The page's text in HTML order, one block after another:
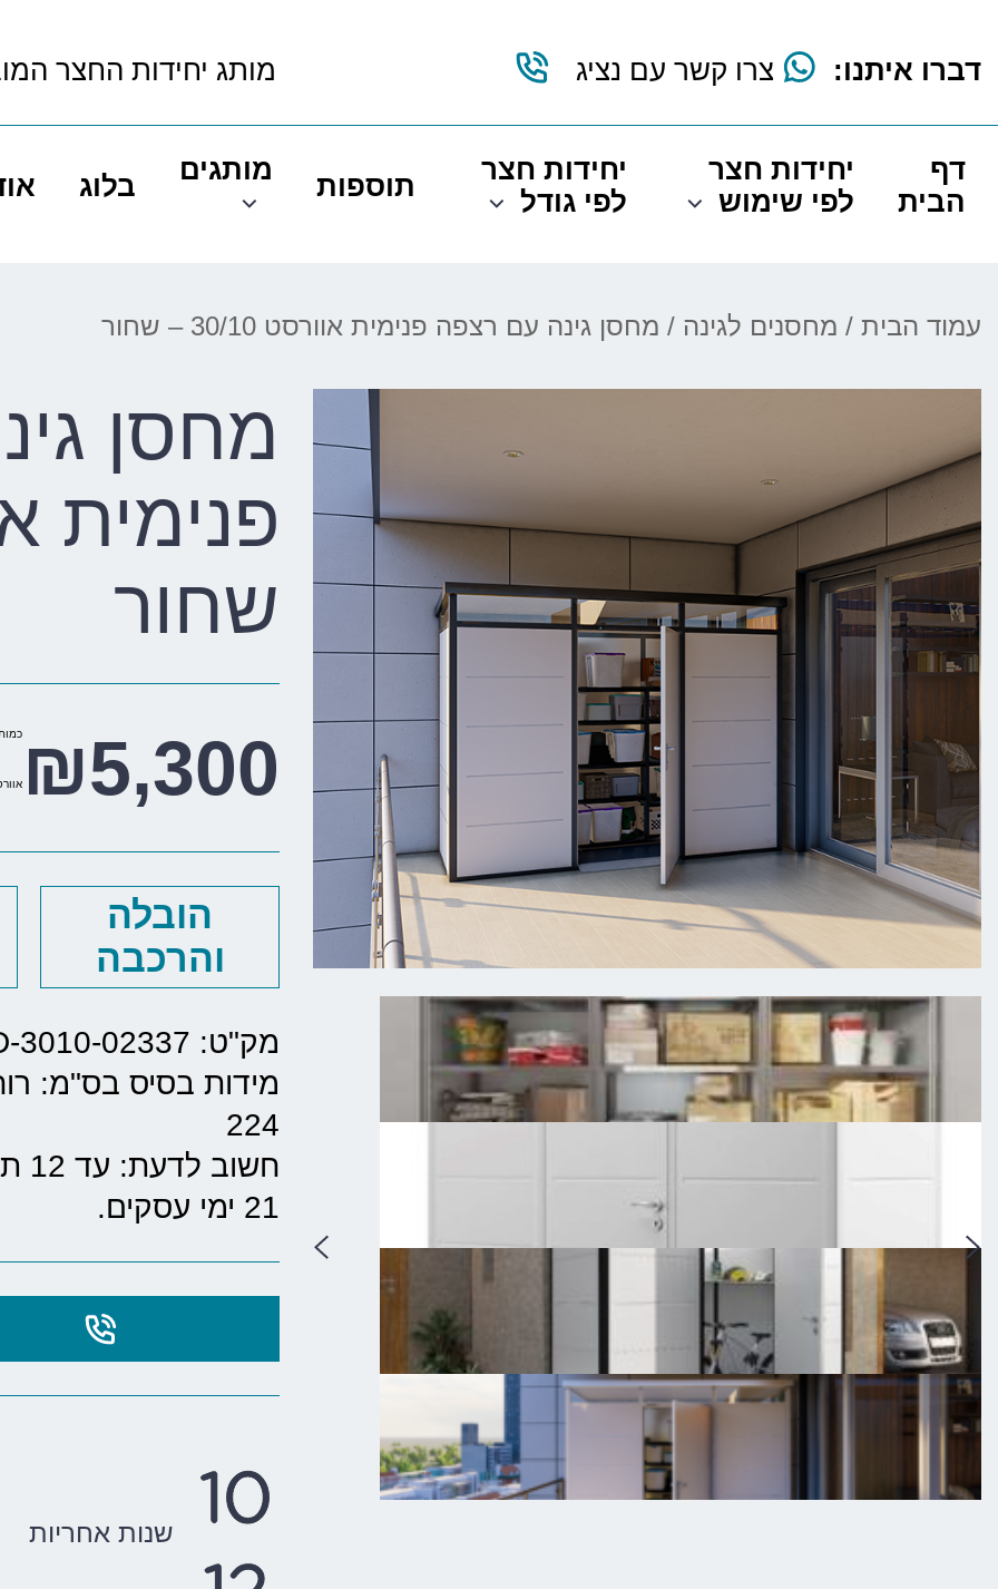
דברו איתנו: צרו קשר עם נציג מותג יחידות החצר
דף
הבית
יחידות חצר
לפי שימוש
יחידות חצר
לפי גודל
תוספות מותגים בלוג
עמוד הבית / מחסנים לגינה / מחסן גינה עם רצפה פנימית אוורסט 30/10 – שחור
מחסן
שחור
₪5,300 אוורסט
הובלה
והרכבה
מק"ט: EV-SHED-3010-02337
מידות בסיס בס"מ:
224
21 ימי עסקים.
שנות אחריות